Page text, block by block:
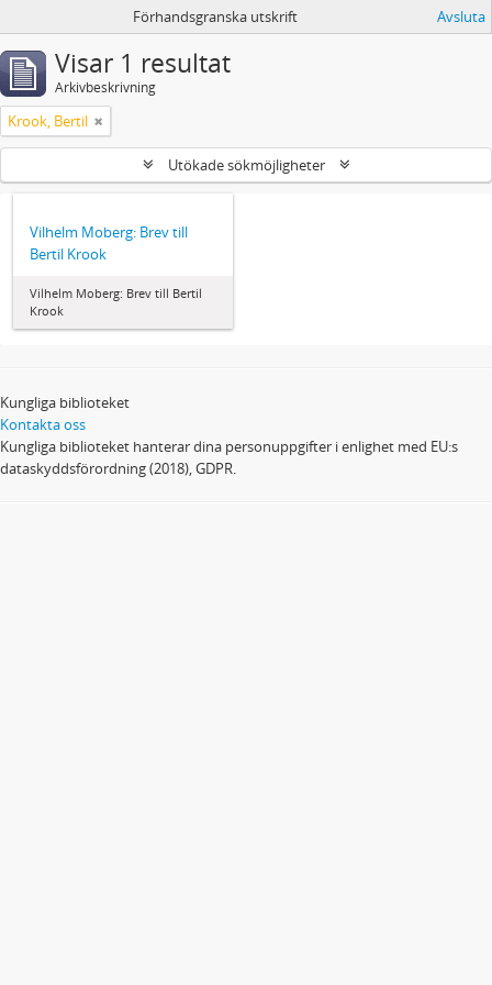
Förhandsgranska utskrift Avsluta
Visar 1 resultat
Arkivbeskrivning
Krook, Bertil
Utökade sökmöjligheter
Vilhelm Moberg: Brev till
Bertil Krook
Vilhelm Moberg: Brev till Bertil
Krook
Kungliga biblioteket
Kontakta oss
Kungliga biblioteket hanterar dina personuppgifter i enlighet med EU:s
dataskyddsförordning (2018), GDPR.